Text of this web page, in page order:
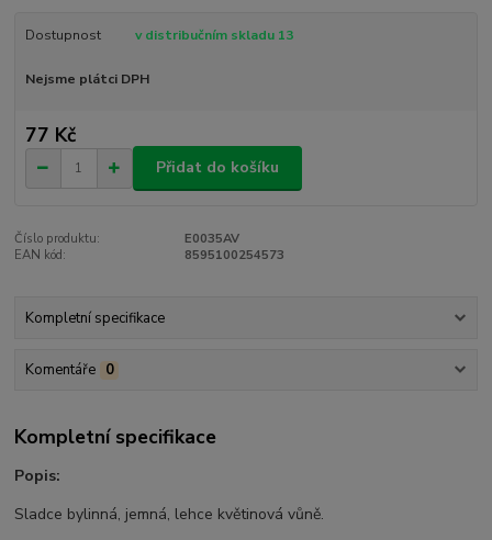
Dostupnost v distribučním skladu 13
Nejsme plátci DPH
77 Kč
Přidat do košíku
Číslo produktu:
E0035AV
EAN kód:
8595100254573
Kompletní specifikace
Komentáře 0
Kompletní specifikace
Popis:
Sladce bylinná, jemná, lehce květinová vůně.